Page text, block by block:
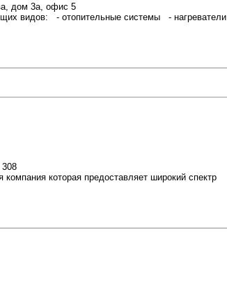
дом 3а, офис 5
видов: - отопительные системы - нагреватели
которая предоставляет широкий спектр